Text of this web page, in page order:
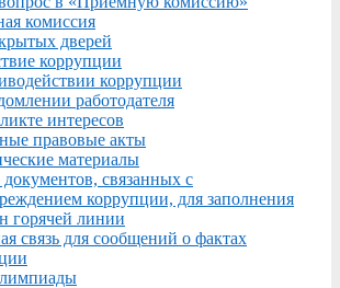
комиссия
дверей
коррупции
коррупции
работодателя
интересов
правовые акты
материалы
связанных с
коррупции, для заполнения
горячей линии
связь для сообщений о фактах